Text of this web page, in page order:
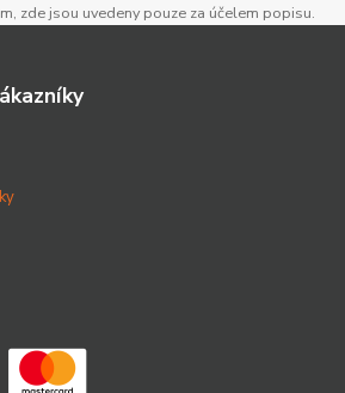
zde jsou uvedeny pouze za účelem popisu.